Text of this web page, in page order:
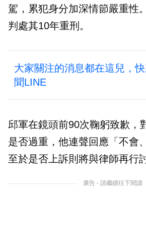
駕，累犯身分加深情節嚴重性
判處其10年重刑。
大家關注的消息都在這兒，
聞LINE
邱軍在鏡頭前90次鞠躬致歉，
是否過重，他連聲回應「不會
至於是否上訴則將與律師再行
廣告 - 請繼續往下閱讀